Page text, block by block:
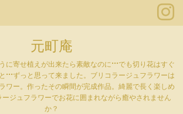
元町庵
に寄せ植えが出来たら素敵なのに···でも切り花はすぐ
···ずっと思って来ました。ブリコラージュフラワーは
ワー。作ったその瞬間が完成作品。綺麗で長く楽しめ
ージュフラワーでお花に囲まれながら癒やされません
か？